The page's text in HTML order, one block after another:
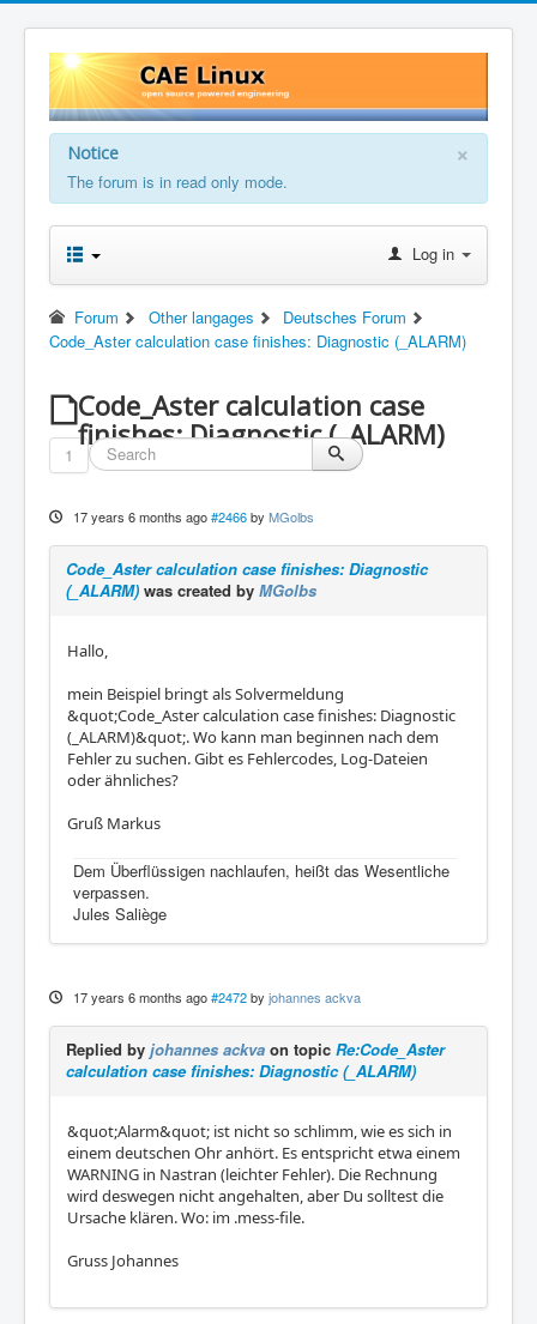
×
Notice
The forum is in read only mode.
Log in
Forum Other langages
Deutsches Forum
Code_Aster calculation case finishes: Diagnostic (_ALARM)
Code_Aster calculation case
finishes: Diagnostic (_ALARM)
1
17 years 6 months ago #2466 by MGolbs
Code_Aster calculation case finishes: Diagnostic
(_ALARM) was created by MGolbs
Hallo,
mein Beispiel bringt als Solvermeldung
&quot;Code_Aster calculation case finishes: Diagnostic
(_ALARM)&quot;. Wo kann man beginnen nach dem
Fehler zu suchen. Gibt es Fehlercodes, Log-Dateien
oder ähnliches?
Gruß Markus
Dem Überflüssigen nachlaufen, heißt das Wesentliche
verpassen.
Jules Saliège
17 years 6 months ago #2472 by johannes ackva
Replied by johannes ackva on topic Re:Code_Aster
calculation case finishes: Diagnostic (_ALARM)
&quot;Alarm&quot; ist nicht so schlimm, wie es sich in
einem deutschen Ohr anhört. Es entspricht etwa einem
WARNING in Nastran (leichter Fehler). Die Rechnung
wird deswegen nicht angehalten, aber Du solltest die
Ursache klären. Wo: im .mess-file.
Gruss Johannes